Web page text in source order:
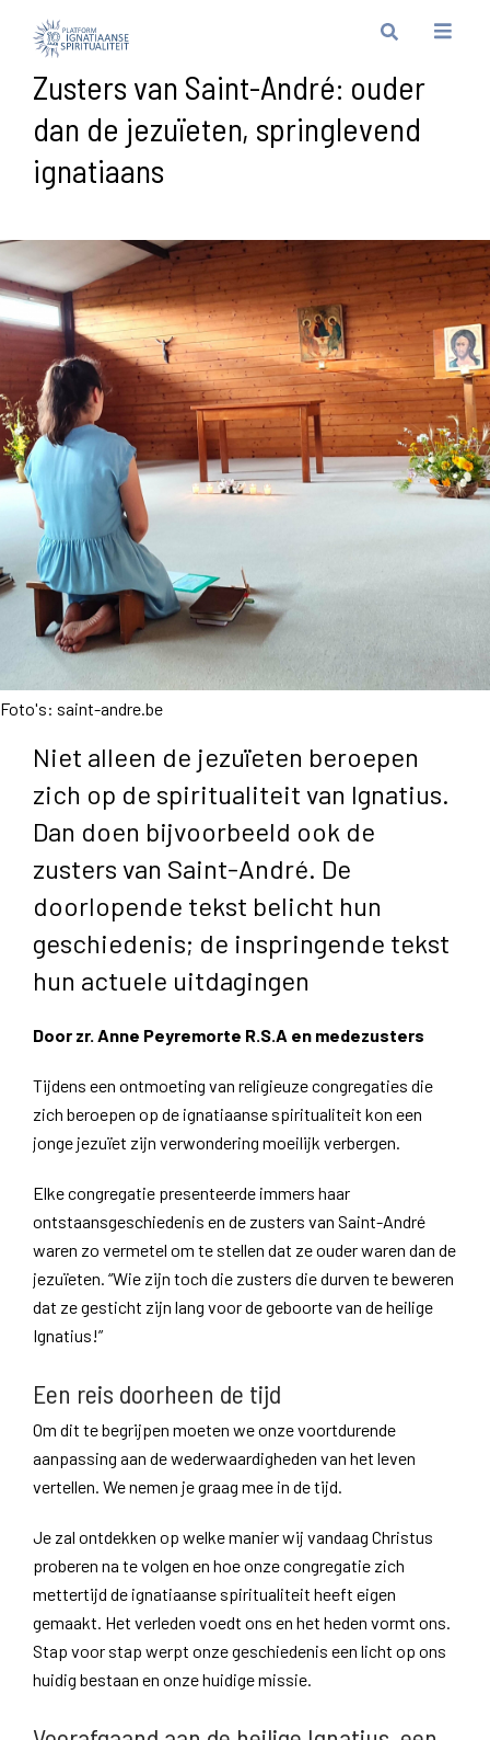
Zusters van Saint-André: ouder
dan de jezuïeten, springlevend
ignatiaans
Foto's: saint-andre.be
Niet alleen de jezuïeten beroepen
zich op de spiritualiteit van Ignatius.
Dan doen bijvoorbeeld ook de
zusters van Saint-André. De
doorlopende tekst belicht hun
geschiedenis; de inspringende tekst
hun actuele uitdagingen
Door zr. Anne Peyremorte R.S.A en medezusters
Tijdens een ontmoeting van religieuze congregaties die
zich beroepen op de ignatiaanse spiritualiteit kon een
jonge jezuïet zijn verwondering moeilijk verbergen.
Elke congregatie presenteerde immers haar
ontstaansgeschiedenis en de zusters van Saint-André
waren zo vermetel om te stellen dat ze ouder waren dan de
jezuïeten. “Wie zijn toch die zusters die durven te beweren
dat ze gesticht zijn lang voor de geboorte van de heilige
Ignatius!”
Een reis doorheen de tijd
Om dit te begrijpen moeten we onze voortdurende
aanpassing aan de wederwaardigheden van het leven
vertellen. We nemen je graag mee in de tijd.
Je zal ontdekken op welke manier wij vandaag Christus
proberen na te volgen en hoe onze congregatie zich
mettertijd de ignatiaanse spiritualiteit heeft eigen
gemaakt. Het verleden voedt ons en het heden vormt ons.
Stap voor stap werpt onze geschiedenis een licht op ons
huidig bestaan en onze huidige missie.